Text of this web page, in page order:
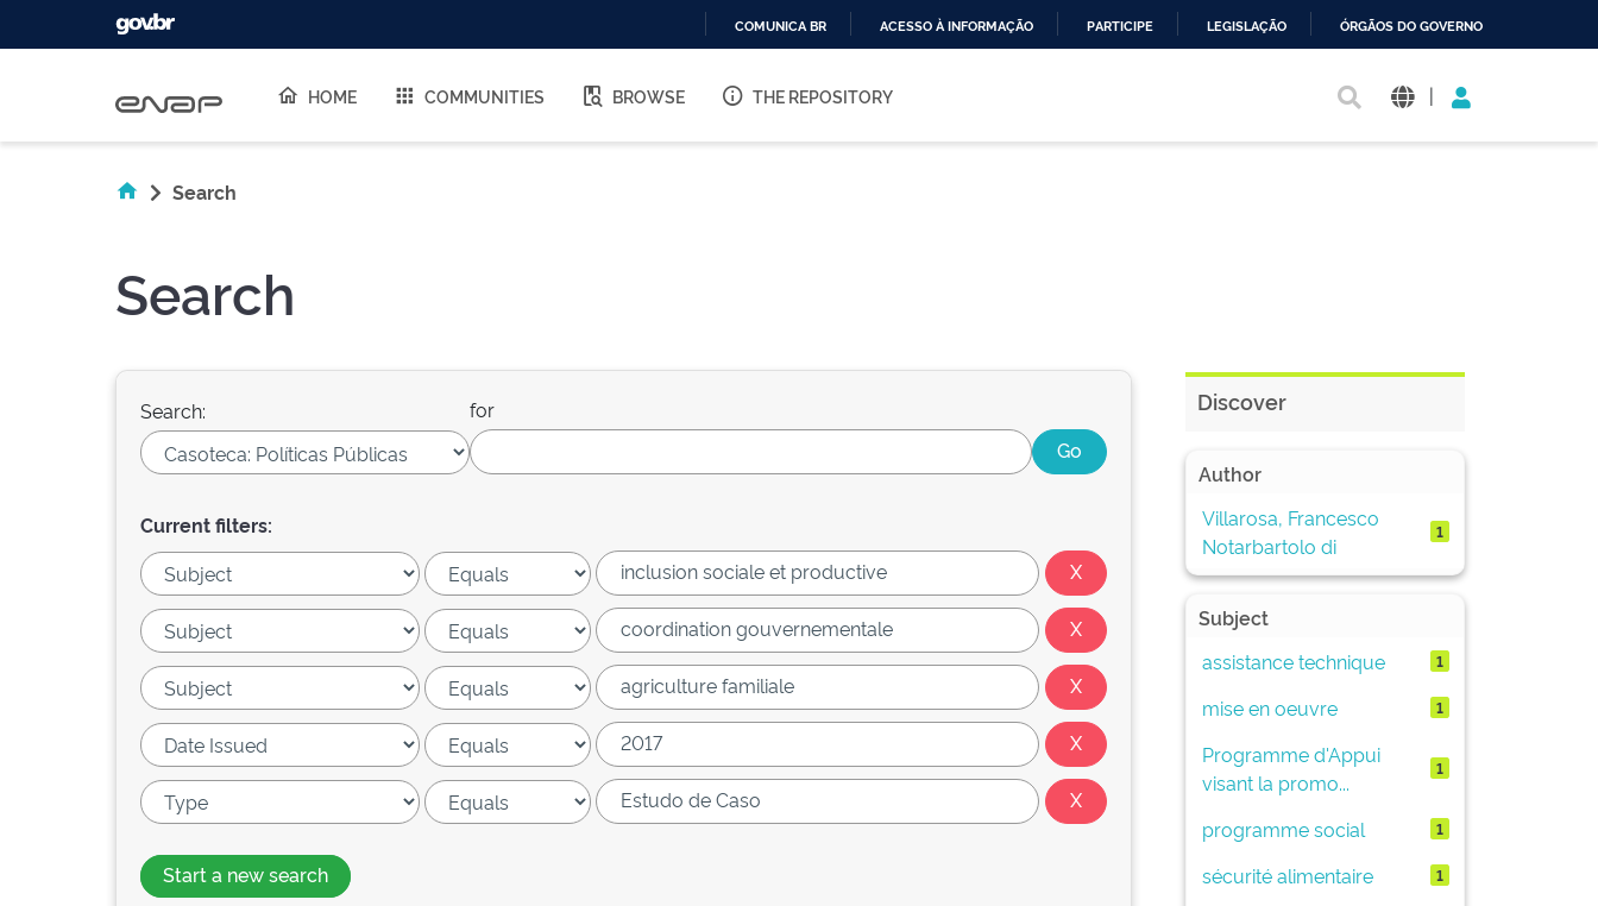
O
COMUNICA BR ACESSO À INFORMAÇÃO PARTICIPE LEGISLAÇÃO ÓRGÃOS DO GOVERNO
HOME COMMUNITIES BROWSE THE REPOSITORY |
Search
Search
Search: for
Current filters:
Start a new search
Discover
Author
Villarosa, Francesco
Notarbartolo di
1
Subject
assistance technique
1
mise en oeuvre 1
Programme d'Appui
visant la promo...
1
programme social 1
sécurité alimentaire 1